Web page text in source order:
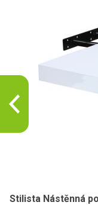
Stilista Nástěnná